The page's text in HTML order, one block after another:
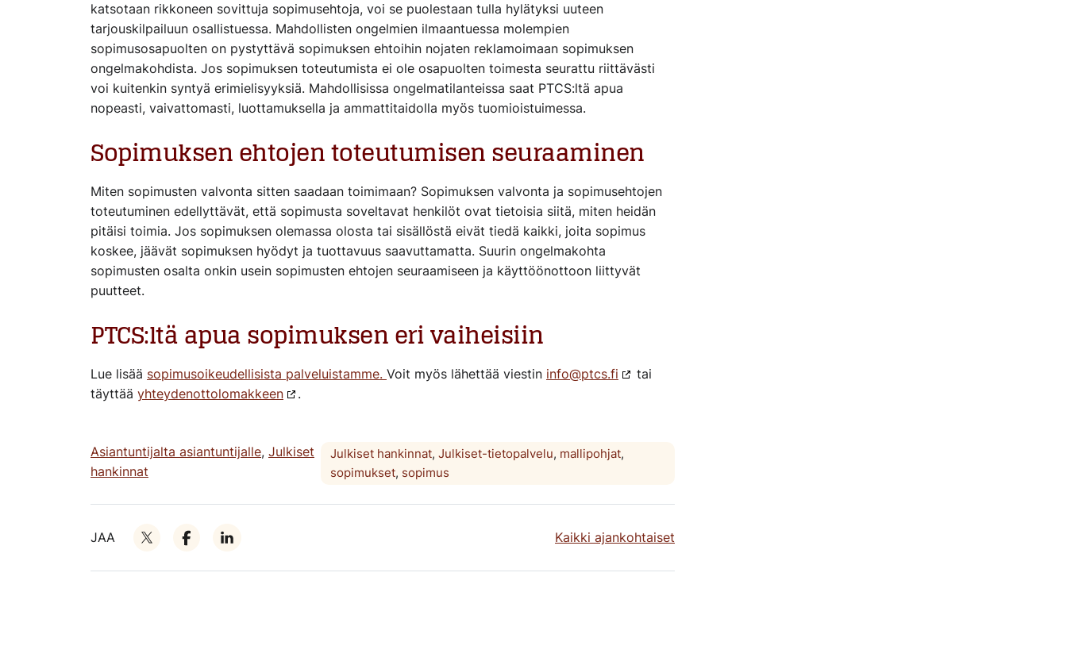
katsotaan rikkoneen sovittuja sopimusehtoja, voi se puolestaan tulla hylätyksi uuteen
tarjouskilpailuun osallistuessa. Mahdollisten ongelmien ilmaantuessa molempien
sopimusosapuolten on pystyttävä sopimuksen ehtoihin nojaten reklamoimaan sopimuksen
ongelmakohdista. Jos sopimuksen toteutumista ei ole osapuolten toimesta seurattu riittävästi
voi kuitenkin syntyä erimielisyyksiä. Mahdollisissa ongelmatilanteissa saat PTCS:ltä apua
nopeasti, vaivattomasti, luottamuksella ja ammattitaidolla myös tuomioistuimessa.
Sopimuksen ehtojen toteutumisen seuraaminen
Miten sopimusten valvonta sitten saadaan toimimaan? Sopimuksen valvonta ja sopimusehtojen
toteutuminen edellyttävät, että sopimusta soveltavat henkilöt ovat tietoisia siitä, miten heidän
pitäisi toimia. Jos sopimuksen olemassa olosta tai sisällöstä eivät tiedä kaikki, joita sopimus
koskee, jäävät sopimuksen hyödyt ja tuottavuus saavuttamatta. Suurin ongelmakohta
sopimusten osalta onkin usein sopimusten ehtojen seuraamiseen ja käyttöönottoon liittyvät
puutteet.
PTCS:ltä apua sopimuksen eri vaiheisiin
Lue lisää sopimusoikeudellisista palveluistamme. Voit myös lähettää viestin info@ptcs.fi
tai
täyttää yhteydenottolomakkeen .
Asiantuntijalta asiantuntijalle, Julkiset
hankinnat
Julkiset hankinnat, Julkiset-tietopalvelu, mallipohjat,
sopimukset, sopimus
JAA Kaikki ajankohtaiset